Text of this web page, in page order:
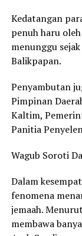
Kedatangan
penuh haru
menunggu
Balikpapan.
Penyambutan
Pimpinan
Kaltim,
Panitia
Wagub Soroti
Dalam
fenomena
jemaah.
membawa